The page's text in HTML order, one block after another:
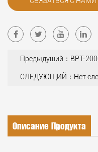
Предыдущий：BPT-
СЛЕДУЮЩИЙ：Нет
Описание Продукта